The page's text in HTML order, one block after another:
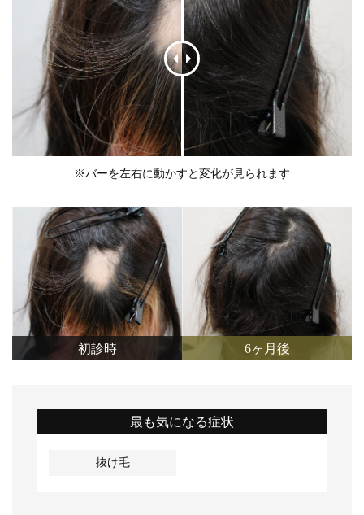
※バーを左右に動かすと変化が見られます
初診時 6ヶ月後
最も気になる症状
抜け毛